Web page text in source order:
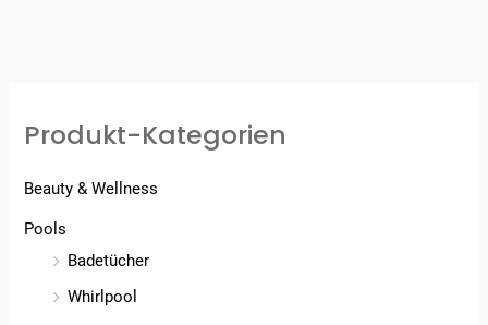
Produkt-Kategorien
Beauty & Wellness
Pools
Badetücher
Whirlpool